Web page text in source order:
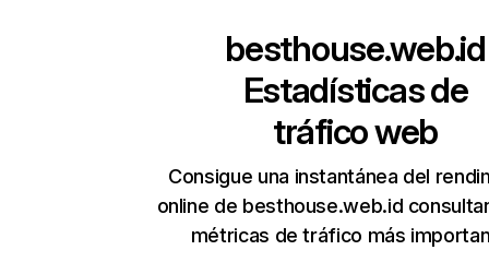
besthouse.web.id
Estadísticas de
tráfico web
Consigue una instantánea del
online de besthouse.web.id
métricas de tráfico más